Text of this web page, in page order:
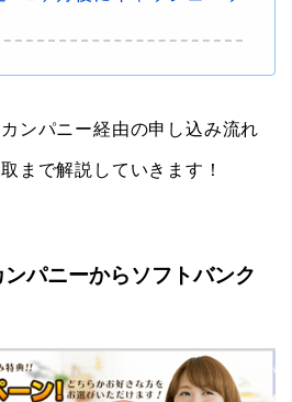
ンパニー経由の申し込み流れ
まで解説していきます！
パニーからソフトバンク